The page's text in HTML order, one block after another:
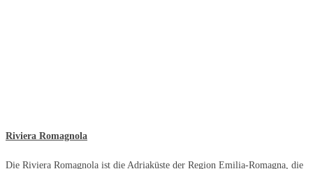
Riviera Romagnola
Die Riviera Romagnola ist die Adriaküste der Region Emilia-Romagna, die